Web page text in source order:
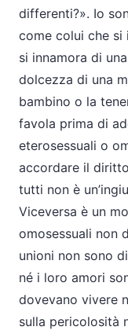
differenti?». Io
come colui che si
si innamora di
dolcezza di una
bambino o la
favola prima di
eterosessuali o
accordare il
tutti non è
Viceversa è un
omosessuali non
unioni non sono
né i loro amori
dovevano vivere
sulla pericolosità